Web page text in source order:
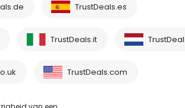
TrustDeals.es
TrustDeals.it
TrustDeals.com